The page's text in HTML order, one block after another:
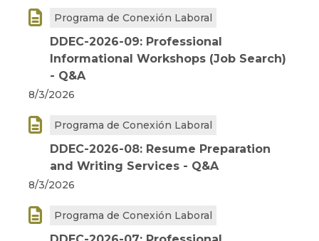
 Programa de Conexión Laboral
DDEC-2026-09: Professional
Informational Workshops (Job Search)
- Q&A
8/3/2026
 Programa de Conexión Laboral
DDEC-2026-08: Resume Preparation
and Writing Services - Q&A
8/3/2026
 Programa de Conexión Laboral